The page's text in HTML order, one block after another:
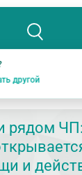
другой
рядом
и